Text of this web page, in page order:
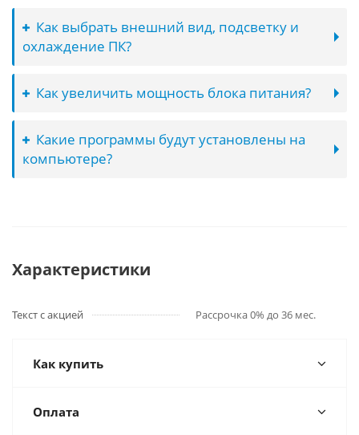
Как выбрать внешний вид, подсветку и
охлаждение ПК?
Как увеличить мощность блока питания?
Какие программы будут установлены на
компьютере?
Характеристики
Текст с акцией Рассрочка 0% до 36 мес.
Как купить
Оплата